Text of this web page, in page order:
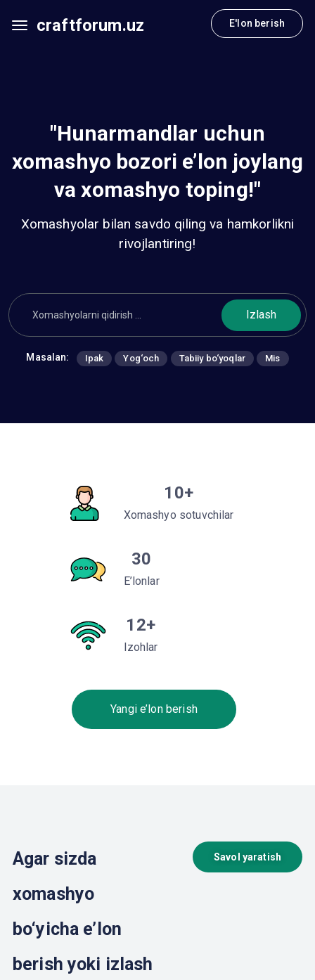
craftforum.uz E'lon berish
"Hunarmandlar uchun
xomashyo bozori e’lon joylang
va xomashyo toping!"
Xomashyolar bilan savdo qiling va hamkorlikni
rivojlantiring!
Izlash
Masalan: Ipak Yog‘och Tabiiy bo‘yoqlar Mis
Xomashyo sotuvchilar
10+
E’lonlar
30
Izohlar
12+
Yangi e’lon berish
Agar sizda
xomashyo
bo‘yicha e’lon
berish yoki izlash
Savol yaratish